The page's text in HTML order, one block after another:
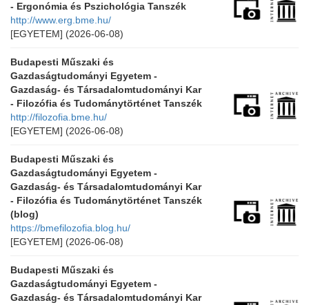
- Ergonómia és Pszichológia Tanszék
http://www.erg.bme.hu/
[EGYETEM] (2026-06-08)
Budapesti Műszaki és
Gazdaságtudományi Egyetem -
Gazdaság- és Társadalomtudományi Kar
- Filozófia és Tudománytörténet Tanszék
http://filozofia.bme.hu/
[EGYETEM] (2026-06-08)
Budapesti Műszaki és
Gazdaságtudományi Egyetem -
Gazdaság- és Társadalomtudományi Kar
- Filozófia és Tudománytörténet Tanszék
(blog)
https://bmefilozofia.blog.hu/
[EGYETEM] (2026-06-08)
Budapesti Műszaki és
Gazdaságtudományi Egyetem -
Gazdaság- és Társadalomtudományi Kar